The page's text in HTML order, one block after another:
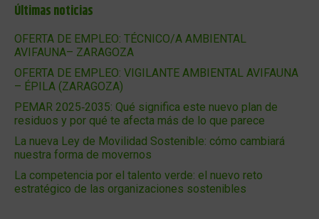
Últimas noticias
OFERTA DE EMPLEO: TÉCNICO/A AMBIENTAL
AVIFAUNA– ZARAGOZA
OFERTA DE EMPLEO: VIGILANTE AMBIENTAL AVIFAUNA
– ÉPILA (ZARAGOZA)
PEMAR 2025‑2035: Qué significa este nuevo plan de
residuos y por qué te afecta más de lo que parece
La nueva Ley de Movilidad Sostenible: cómo cambiará
nuestra forma de movernos
La competencia por el talento verde: el nuevo reto
estratégico de las organizaciones sostenibles